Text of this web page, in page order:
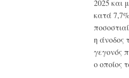
2025 και
κατά
η άνοδος
γεγονός
ο οποίος